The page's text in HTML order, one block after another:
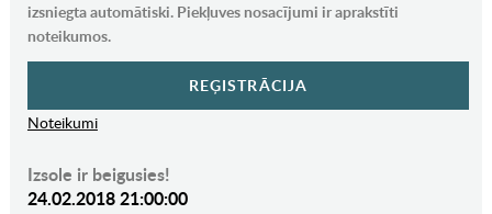
izsniegta automātiski. Piekļuves nosacījumi ir aprakstīti
noteikumos.
REĢISTRĀCIJA
Noteikumi
Izsole ir beigusies!
24.02.2018 21:00:00